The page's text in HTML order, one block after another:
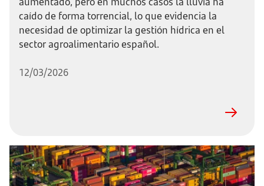
caído de forma torrencial, lo que evidencia la
necesidad de optimizar la gestión hídrica en el
sector agroalimentario español.
12/03/2026